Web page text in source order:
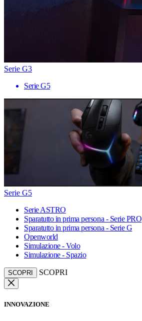
Serie G3
Serie G5
Serie G5
Serie ASTRO
Sparatutto in prima persona - Serie PRO
Sparatutto in prima persona - Serie G
Openworld
Simulazione - Volo
Simulazione - Spazio
SCOPRI SCOPRI
INNOVAZIONE